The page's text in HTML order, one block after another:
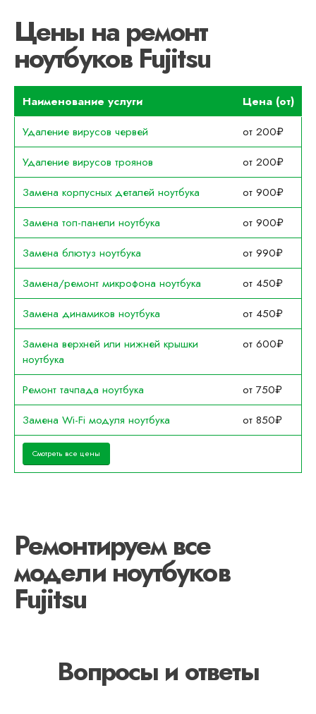
Цены на ремонт
ноутбуков Fujitsu
Наименование услуги
Цена (от)
Удаление вирусов червей
от 200₽
Удаление вирусов троянов
от 200₽
Замена корпусных деталей ноутбука
от 900₽
Замена топ-панели ноутбука
от 900₽
Замена блютуз ноутбука
от 990₽
Замена/ремонт микрофона ноутбука
от 450₽
Замена динамиков ноутбука
от 450₽
Замена верхней или нижней крышки
ноутбука
от 600₽
Ремонт тачпада ноутбука
от 750₽
Замена Wi-Fi модуля ноутбука
от 850₽
Смотреть все цены
Ремонтируем все
модели ноутбуков
Fujitsu
Вопросы и ответы